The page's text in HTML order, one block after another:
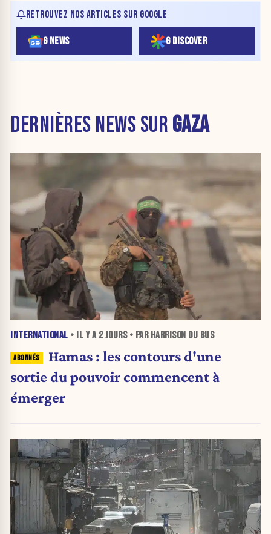
RETROUVEZ NOS ARTICLES SUR GOOGLE
G NEWS G DISCOVER
DERNIÈRES NEWS SUR GAZA
INTERNATIONAL • IL Y A 2 JOURS• PAR HARRISON DU BUS
Hamas : les contours d'une
sortie du pouvoir commencent à
émerger